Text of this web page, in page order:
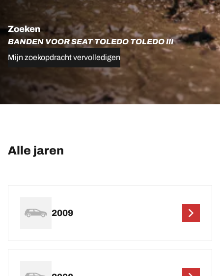
Zoeken
BANDEN VOOR SEAT TOLEDO TOLEDO III
Mijn zoekopdracht vervolledigen
Alle jaren
2009